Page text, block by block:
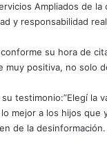
Ampliados de la
y responsabilidad
su hora de
positiva, no solo
testimonio:”Elegí la
mejor a los hijos que
de la